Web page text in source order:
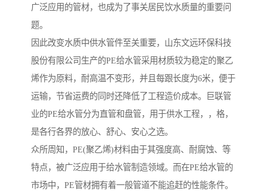
广泛应用的管材，也成为了事关居民饮水质量的重要问
题。
因此改变水质中供水管件至关重要，山东文远环保科技
股份有限公司生产的PE给水管采用材质较为稳定的聚乙
烯作为原料，耐高温不变形，并且每跟长度为6米，便于
运输，节省运费的同时还降低了工程造价成本。巨联管
业的PE给水管分为直管和盘管，用于供水工程，，格，
是各行各界的放心、舒心、安心之选。
众所周知，PE(聚乙烯)材料由于其强度高、耐腐蚀、等
特点，被广泛应用于给水管制造领域。而在PE给水管的
市场中，PE管材拥有着一般管道不能追赶的性能条件。